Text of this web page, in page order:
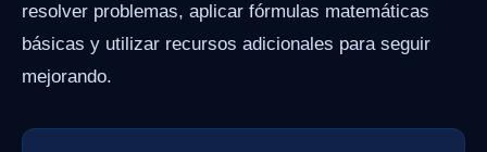
resolver problemas, aplicar fórmulas matemáticas
básicas y utilizar recursos adicionales para seguir
mejorando.